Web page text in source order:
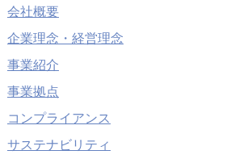
会社概要
企業理念・経営理念
事業紹介
事業拠点
コンプライアンス
サステナビリティ